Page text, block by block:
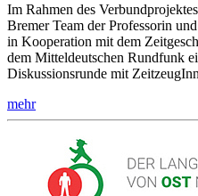
Im Rahmen des
Bremer Team der Professorin
in Kooperation mit dem
dem Mitteldeutschen Rundfunk
Diskussionsrunde mit
mehr